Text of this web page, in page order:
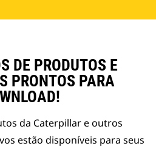
DE PRODUTOS E
PRONTOS PARA
da Caterpillar e outros
estão disponíveis para seus